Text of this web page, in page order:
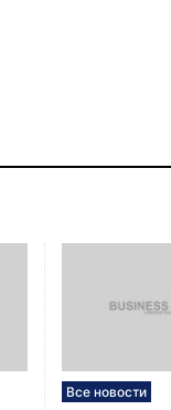
Все новости